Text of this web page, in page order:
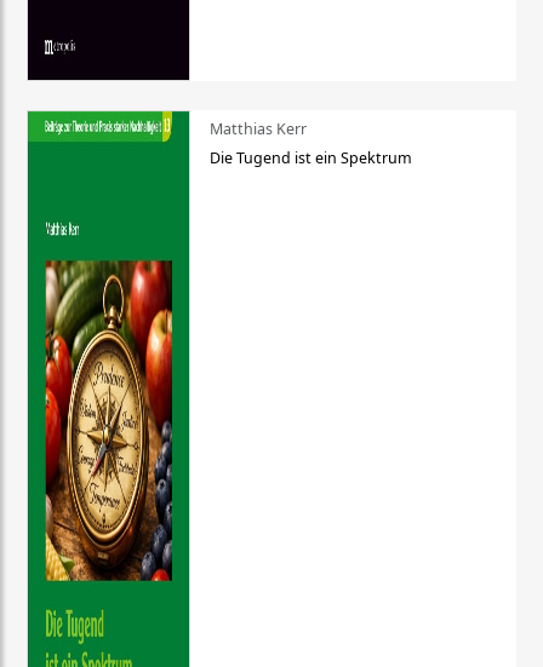
Matthias Kerr
Die Tugend ist ein Spektrum